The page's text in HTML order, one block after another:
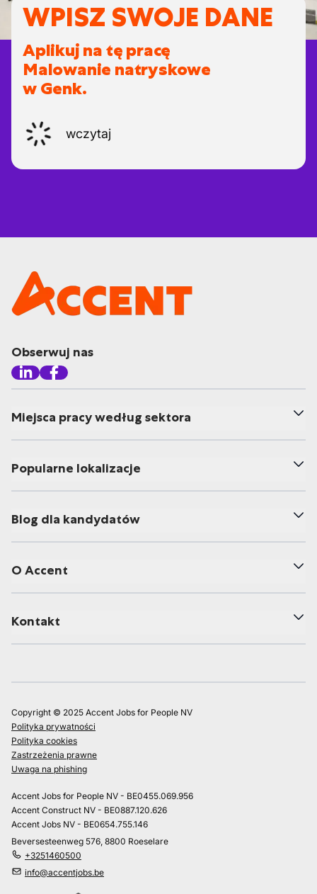
WPISZ SWOJE DANE
Aplikuj na tę pracę
Malowanie natryskowe
w Genk.
wczytaj
Obserwuj nas
Miejsca pracy według sektora
Popularne lokalizacje
Blog dla kandydatów
O Accent
Kontakt
Copyright © 2025 Accent Jobs for People NV
Polityka prywatności
Polityka cookies
Zastrzeżenia prawne
Uwaga na phishing
Accent Jobs for People NV - BE0455.069.956
Accent Construct NV - BE0887.120.626
Accent Jobs NV - BE0654.755.146
Beversesteenweg 576, 8800 Roeselare
+3251460500
info@accentjobs.be